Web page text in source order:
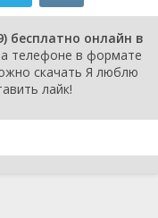
бесплатно онлайн в
телефоне в формате
скачать Я люблю
лайк!